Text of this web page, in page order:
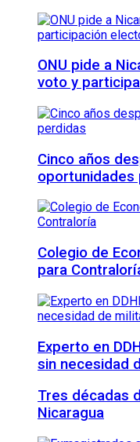
ONU pide a
voto y
Cinco años
oportunidades
Colegio de
para
Experto en
sin necesidad
Tres décadas
Nicaragua